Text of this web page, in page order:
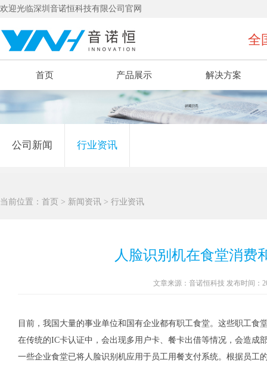
欢迎光临深圳音诺恒科技有限公司官网
全
首页 产品展示 解决方案
公司新闻 行业资讯
当前位置： 首页 > 新闻资讯 > 行业资讯
人脸识别机在食堂消费
文章来源：音诺恒科技 发布时间：
目前，我国大量的事业单位和国有企业都有职工食堂。这些职工
在传统的IC卡认证中，会出现多用户卡、餐卡出借等情况，会造成
一些企业食堂已将人脸识别机应用于员工用餐支付系统。根据员工